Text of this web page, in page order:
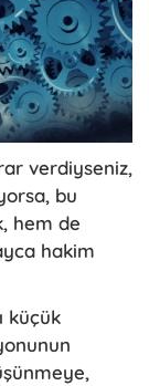
verdiyseniz,
bu
hem de
hakim
küçük